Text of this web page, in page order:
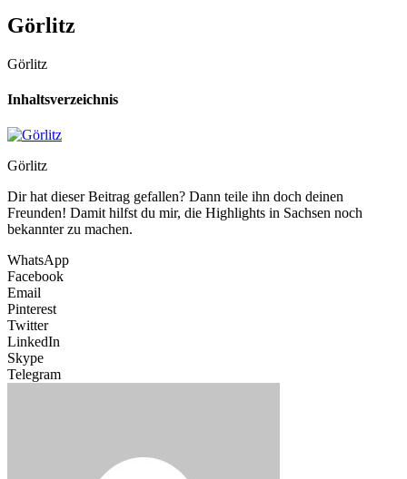
Görlitz
Görlitz
Inhaltsverzeichnis
Görlitz
Dir hat dieser Beitrag gefallen? Dann teile ihn doch deinen
Freunden! Damit hilfst du mir, die Highlights in Sachsen noch
bekannter zu machen.
WhatsApp
Facebook
Email
Pinterest
Twitter
LinkedIn
Skype
Telegram